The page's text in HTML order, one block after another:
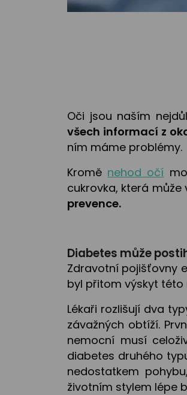
Oči jsou naším
všech informací z
ním máme problémy.
Kromě nehod očí
cukrovka, která
prevence.
Diabetes může
Zdravotní pojišťovny
byl přitom výskyt
Lékaři rozlišují dva
závažných obtíží.
nemocní musí
diabetes druhého
nedostatkem
životním stylem lépe